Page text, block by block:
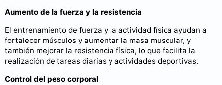
Aumento de la fuerza y la resistencia
El entrenamiento de fuerza y la actividad física ayudan a
fortalecer músculos y aumentar la masa muscular, y
también mejorar la resistencia física, lo que facilita la
realización de tareas diarias y actividades deportivas.
Control del peso corporal